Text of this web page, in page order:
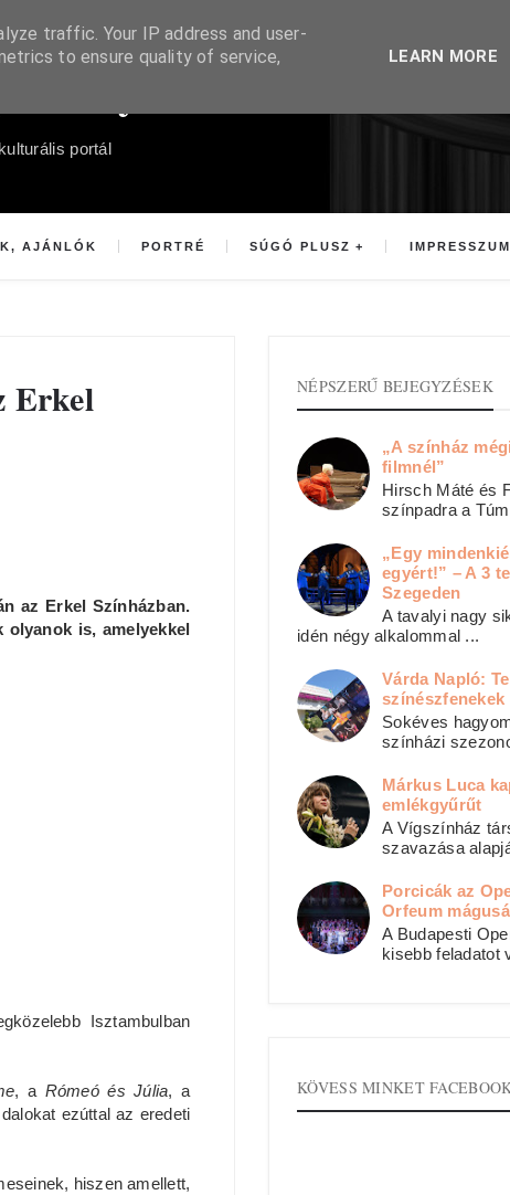
portál
AJÁNLÓK PORTRÉ SÚGÓ PLUSZ IMPRESSZUM
Erkel
az Erkel Színházban.
is, amelyekkel
Isztambulban
, a Rómeó és Júlia, a
ezúttal az eredeti
hiszen amellett,
NÉPSZERŰ BEJEGYZÉSEK
„A színház
filmnél”
Hirsch Máté és
színpadra a
„Egy
egyért!” – A 3
Szegeden
A tavalyi nagy
idén négy alkalommal ...
Várda Napló:
Sokéves
színházi
Márkus Luca
emlékgyűrűt
A Vígszínház
szavazása
Porcicák az
Orfeum
A Budapesti
kisebb feladatot
KÖVESS MINKET
traffic. Your IP address and user-
to ensure quality of service,
LEARN MORE